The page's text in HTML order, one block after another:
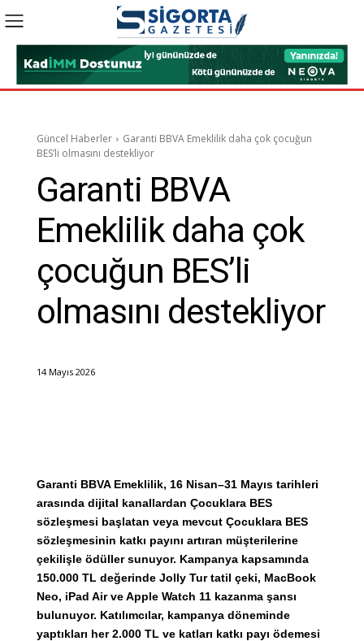
Güncel Haberler
Garanti BBVA Emeklilik daha çok çocuğun
BES’li olmasını destekliyor
Garanti BBVA
Emeklilik daha çok
çocuğun BES’li
olmasını destekliyor
14 Mayıs 2026
Garanti BBVA Emeklilik, 16 Nisan–31 Mayıs tarihleri
arasında dijital kanallardan Çocuklara BES
sözleşmesi başlatan veya mevcut Çocuklara BES
sözleşmesinin katkı payını artıran müşterilerine
çekilişle ödüller sunuyor. Kampanya kapsamında
150.000 TL değerinde Jolly Tur tatil çeki, MacBook
Neo, iPad Air ve Apple Watch 11 kazanma şansı
bulunuyor. Katılımcılar, kampanya döneminde
yaptıkları her 2.000 TL ve katları katkı payı ödemesi